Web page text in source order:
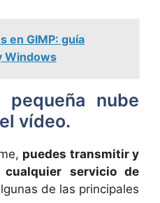
en GIMP: guía
Windows
nube
vídeo.
puedes transmitir y
servicio de
de las principales